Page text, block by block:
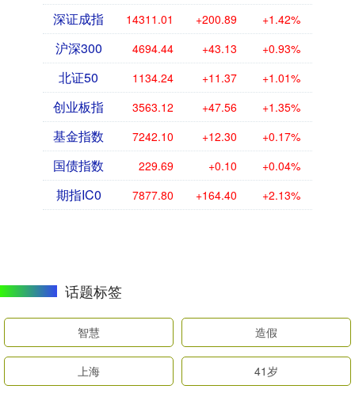
深证成指 14311.01 +200.89 +1.42%
沪深300 4694.44 +43.13 +0.93%
北证50 1134.24 +11.37 +1.01%
创业板指 3563.12 +47.56 +1.35%
基金指数 7242.10 +12.30 +0.17%
国债指数 229.69 +0.10 +0.04%
期指IC0 7877.80 +164.40 +2.13%
话题标签
智慧 造假
上海 41岁